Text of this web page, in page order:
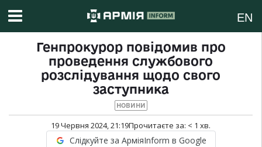
EN
Генпрокурор повідомив про
проведення службового
розслідування щодо свого
заступника
НОВИНИ
19 Червня 2024, 21:19Прочитаєте за: < 1 хв.
Слідкуйте за АрміяInform в Google